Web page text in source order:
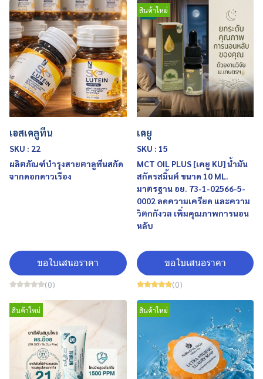
เอสเคลูทีน
SKU : 22
ผลิตภัณฑ์บำรุงสายตาลูทีนสกัด
จากดอกดาวเรือง
ขอใบเสนอราคา
(0)
สินค้าใหม่
เคยู
SKU : 15
MCT OIL PLUS [เคยู KU] น้ำมัน
สกัดรสมิ้นต์ ขนาด 10 ML.
มาตรฐาน อย. 73-1-02566-5-
0002 ลดความเครียด และความ
วิตกกังวล เพิ่มคุณภาพการนอน
หลับ
ขอใบเสนอราคา
(0)
สินค้าใหม่ สินค้าใหม่